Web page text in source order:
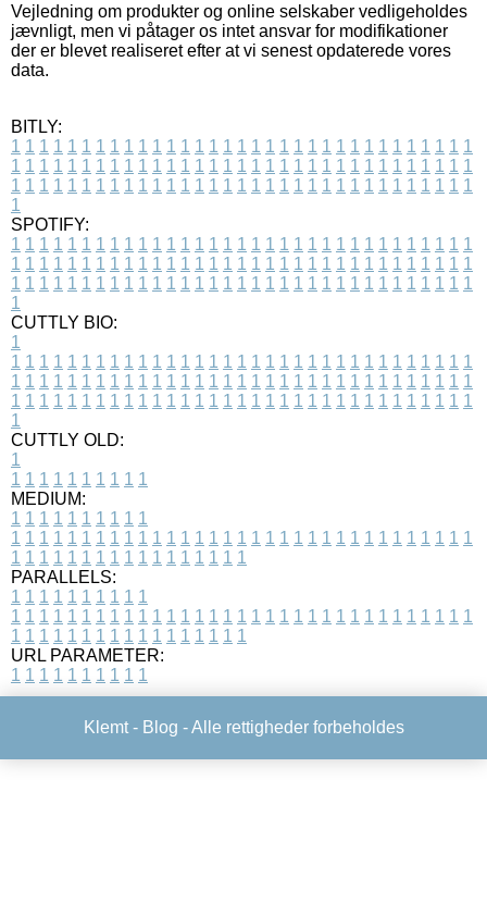
Vejledning om produkter og online selskaber vedligeholdes
jævnligt, men vi påtager os intet ansvar for modifikationer
der er blevet realiseret efter at vi senest opdaterede vores
data.
BITLY:
1 1 1 1 1 1 1 1 1 1 1 1 1 1 1 1 1 1 1 1 1 1 1 1 1 1 1 1 1 1 1 1 1
1 1 1 1 1 1 1 1 1 1 1 1 1 1 1 1 1 1 1 1 1 1 1 1 1 1 1 1 1 1 1 1 1
1 1 1 1 1 1 1 1 1 1 1 1 1 1 1 1 1 1 1 1 1 1 1 1 1 1 1 1 1 1 1 1 1
1
SPOTIFY:
1 1 1 1 1 1 1 1 1 1 1 1 1 1 1 1 1 1 1 1 1 1 1 1 1 1 1 1 1 1 1 1 1
1 1 1 1 1 1 1 1 1 1 1 1 1 1 1 1 1 1 1 1 1 1 1 1 1 1 1 1 1 1 1 1 1
1 1 1 1 1 1 1 1 1 1 1 1 1 1 1 1 1 1 1 1 1 1 1 1 1 1 1 1 1 1 1 1 1
1
CUTTLY BIO:
1
1 1 1 1 1 1 1 1 1 1 1 1 1 1 1 1 1 1 1 1 1 1 1 1 1 1 1 1 1 1 1 1 1
1 1 1 1 1 1 1 1 1 1 1 1 1 1 1 1 1 1 1 1 1 1 1 1 1 1 1 1 1 1 1 1 1
1 1 1 1 1 1 1 1 1 1 1 1 1 1 1 1 1 1 1 1 1 1 1 1 1 1 1 1 1 1 1 1 1
1
CUTTLY OLD:
1
1 1 1 1 1 1 1 1 1 1
MEDIUM:
1 1 1 1 1 1 1 1 1 1
1 1 1 1 1 1 1 1 1 1 1 1 1 1 1 1 1 1 1 1 1 1 1 1 1 1 1 1 1 1 1 1 1
1 1 1 1 1 1 1 1 1 1 1 1 1 1 1 1 1
PARALLELS:
1 1 1 1 1 1 1 1 1 1
1 1 1 1 1 1 1 1 1 1 1 1 1 1 1 1 1 1 1 1 1 1 1 1 1 1 1 1 1 1 1 1 1
1 1 1 1 1 1 1 1 1 1 1 1 1 1 1 1 1
URL PARAMETER:
1 1 1 1 1 1 1 1 1 1
Klemt - Blog - Alle rettigheder forbeholdes